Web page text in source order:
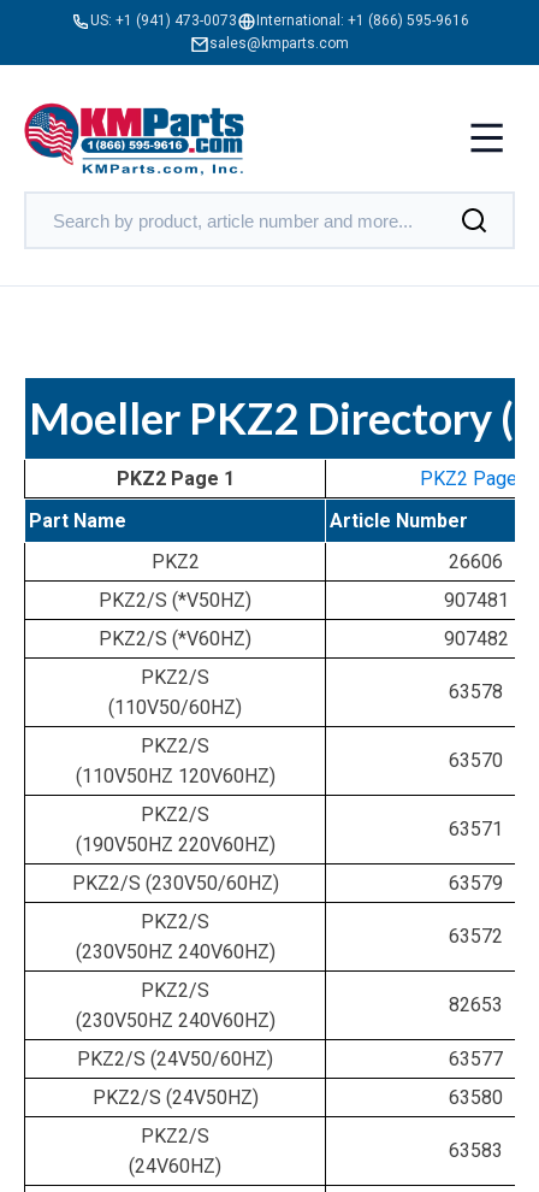
US: +1 (941) 473-0073 International: +1 (866) 595-9616
sales@kmparts.com
Moeller PKZ2 Directory
PKZ2 Page 1
PKZ2 Page 2
Part Name
Article Number
PKZ2
26606
PKZ2/S (*V50HZ)
907481
PKZ2/S (*V60HZ)
907482
PKZ2/S
(110V50/60HZ)
63578
PKZ2/S
(110V50HZ 120V60HZ)
63570
PKZ2/S
(190V50HZ 220V60HZ)
63571
PKZ2/S (230V50/60HZ)
63579
PKZ2/S
(230V50HZ 240V60HZ)
63572
PKZ2/S
(230V50HZ 240V60HZ)
82653
PKZ2/S (24V50/60HZ)
63577
PKZ2/S (24V50HZ)
63580
PKZ2/S
(24V60HZ)
63583